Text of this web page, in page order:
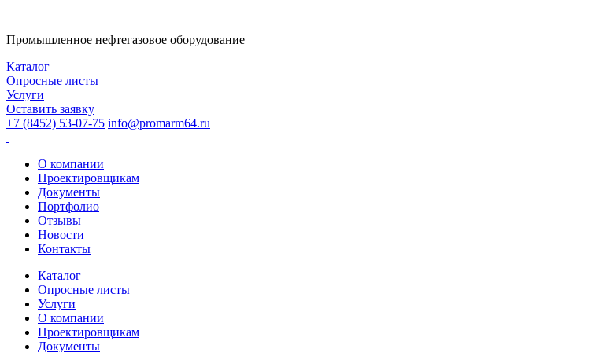
Промышленное нефтегазовое оборудование
Каталог
Опросные листы
Услуги
Оставить заявку
+7 (8452) 53-07-75 info@promarm64.ru
О компании
Проектировщикам
Документы
Портфолио
Отзывы
Новости
Контакты
Каталог
Опросные листы
Услуги
О компании
Проектировщикам
Документы